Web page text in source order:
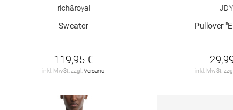
rich&royal
Sweater
119,95 €
inkl. MwSt. zzgl.Versand
JDY
Pullover
inkl. MwSt.